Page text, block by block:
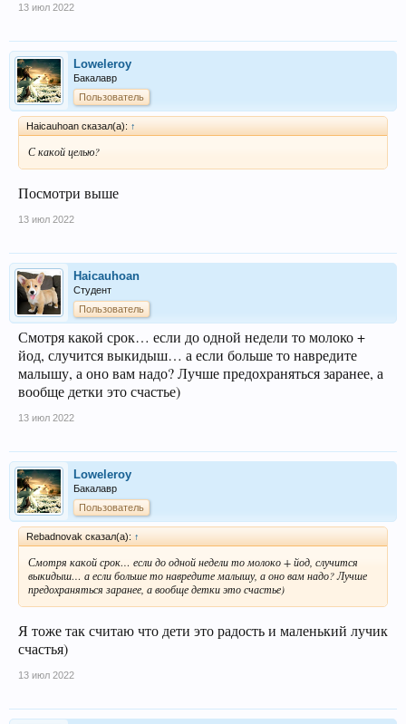
13 июл 2022
Loweleroy
Бакалавр
Пользователь
Haicauhoan сказал(а): ↑
С какой целью?
Посмотри выше
13 июл 2022
Haicauhoan
Студент
Пользователь
Смотря какой срок… если до одной недели то молоко +
йод, случится выкидыш… а если больше то навредите
малышу, а оно вам надо? Лучше предохраняться заранее, а
вообще детки это счастье)
13 июл 2022
Loweleroy
Бакалавр
Пользователь
Rebadnovak сказал(а): ↑
Смотря какой срок… если до одной недели то молоко + йод, случится
выкидыш… а если больше то навредите малышу, а оно вам надо? Лучше
предохраняться заранее, а вообще детки это счастье)
Я тоже так считаю что дети это радость и маленький лучик
счастья)
13 июл 2022